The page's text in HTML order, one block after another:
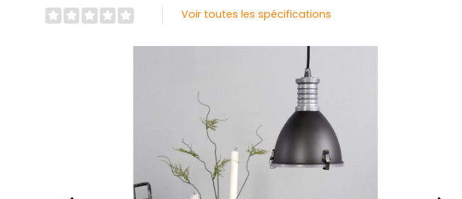
Voir toutes les spécifications